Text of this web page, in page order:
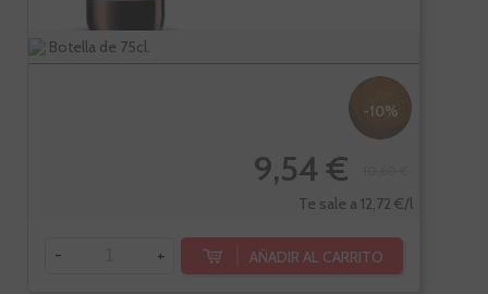
Botella de 75cl.
-10%
9,54 €
Te sale a 12,72 €/l
- + AÑADIR AL CARRITO